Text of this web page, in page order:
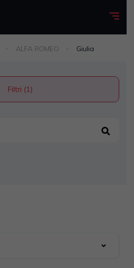
ALFA ROMEO Giulia
Filtri (1)